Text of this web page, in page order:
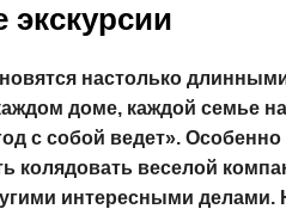
экскурсии
настолько
доме, каждой семье
с собой ведет».
колядовать веселой
интересными